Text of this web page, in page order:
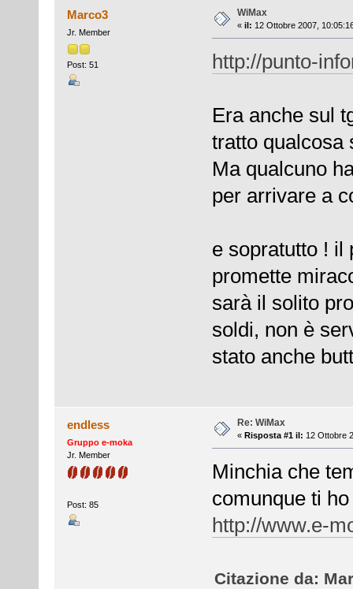
Marco3
Jr. Member
Post: 51
WiMax
« il: 12 Ottobre 2007,
http://punto-
Era anche sul
tratto qualcosa
Ma qualcuno
per arrivare a
e sopratutto ! il
promette
sarà il solito
soldi, non è
stato anche
endless
Gruppo e-moka
Jr. Member
Post: 85
Re: WiMax
« Risposta #1 il: 12 Ottobre
Minchia che
comunque ti
http://www.e-
Citazione da: